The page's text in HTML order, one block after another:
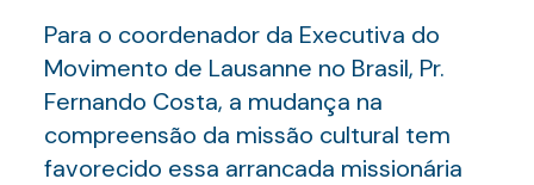
Para o coordenador da Executiva do
Movimento de Lausanne no Brasil, Pr.
Fernando Costa, a mudança na
compreensão da missão cultural tem
favorecido essa arrancada missionária